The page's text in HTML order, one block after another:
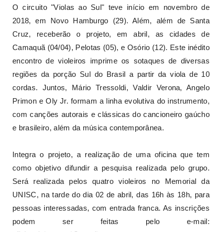
O circuito "Violas ao Sul" teve início em novembro de
2018, em Novo Hamburgo (29). Além, além de Santa
Cruz, receberão o projeto, em abril, as cidades de
Camaquã (04/04), Pelotas (05), e Osório (12). Este inédito
encontro de violeiros imprime os sotaques de diversas
regiões da porção Sul do Brasil a partir da viola de 10
cordas. Juntos, Mário Tressoldi, Valdir Verona, Angelo
Primon e Oly Jr. formam a linha evolutiva do instrumento,
com canções autorais e clássicas do cancioneiro gaúcho
e brasileiro, além da música contemporânea.
Integra o projeto, a realização de uma oficina que tem
como objetivo difundir a pesquisa realizada pelo grupo.
Será realizada pelos quatro violeiros no Memorial da
UNISC, na tarde do dia 02 de abril, das 16h às 18h, para
pessoas interessadas, com entrada franca. As inscrições
podem ser feitas pelo e-mail: